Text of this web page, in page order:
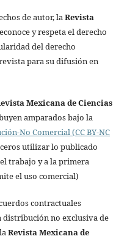
de autor, laRevista
y respeta el derecho
del derecho
para su difusión en
Mexicana de Ciencias
amparados bajo la
No Comercial (CC BY-NC
utilizar lo publicado
trabajo y a la primera
el uso comercial)
contractuales
distribución no exclusiva de
Revista Mexicana de